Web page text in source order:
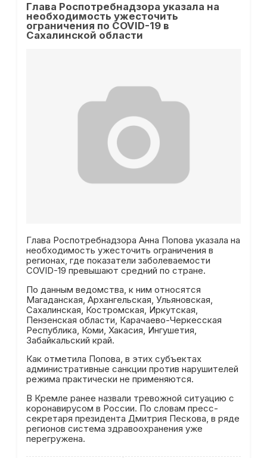
Глава Роспотребнадзора указала на
необходимость ужесточить
ограничения по COVID-19 в
Сахалинской области
Глава Роспотребнадзора Анна Попова указала на
необходимость ужесточить ограничения в
регионах, где показатели заболеваемости
COVID-19 превышают средний по стране.
По данным ведомства, к ним относятся
Магаданская, Архангельская, Ульяновская,
Сахалинская, Костромская, Иркутская,
Пензенская области, Карачаево-Черкесская
Республика, Коми, Хакасия, Ингушетия,
Забайкальский край.
Как отметила Попова, в этих субъектах
административные санкции против нарушителей
режима практически не применяются.
В Кремле ранее назвали тревожной ситуацию с
коронавирусом в России. По словам пресс-
секретаря президента Дмитрия Пескова, в ряде
регионов система здравоохранения уже
перегружена.